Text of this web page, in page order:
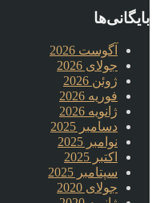
بایگانی‌ها
آگوست 2026
جولای 2026
ژوئن 2026
فوریه 2026
ژانویه 2026
دسامبر 2025
نوامبر 2025
اکتبر 2025
سپتامبر 2025
جولای 2020